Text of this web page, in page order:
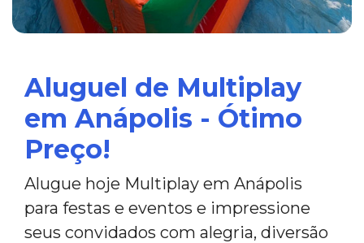
Aluguel de Multiplay
em Anápolis - Ótimo
Preço!
Alugue hoje Multiplay em Anápolis
para festas e eventos e impressione
seus convidados com alegria, diversão